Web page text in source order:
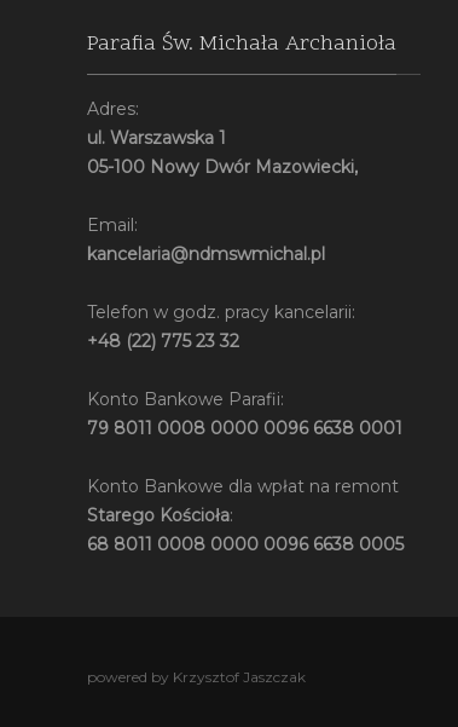
Parafia Św. Michała Archanioła
Adres:
ul. Warszawska 1
05-100 Nowy Dwór Mazowiecki,
Email:
kancelaria@ndmswmichal.pl
Telefon w godz. pracy kancelarii:
+48 (22) 775 23 32
Konto Bankowe Parafii:
79 8011 0008 0000 0096 6638 0001
Konto Bankowe dla wpłat na remont
Starego Kościoła:
68 8011 0008 0000 0096 6638 0005
powered by Krzysztof Jaszczak